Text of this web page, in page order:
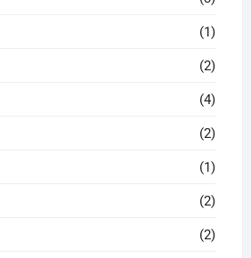
(1)
(2)
(4)
(2)
(1)
(2)
(2)